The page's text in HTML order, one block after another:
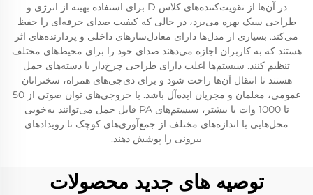
در آن‌ها از تقویت‌کننده‌های کلاس D برای استفاده بهینه از انرژی و
طراحی سبک بهره می‌برد، در حالی که کیفیت صدای حرفه‌ای را حفظ
می‌کند. بسیاری از مدل‌ها دارای معادل‌سازهای داخلی و پردازنده‌های اثر
هستند که به کاربران اجازه می‌دهند صدای خود را برای محیط‌های مختلف
تنظیم کنند. سیستم‌ها اغلب دارای طراحی چرخ‌دار یا دسته‌های حمل
هستند تا انتقال آن‌ها راحت شود و برای دی‌جی‌های همراه، سخنرانان
عمومی، معلمان و مجریان ایده‌آل باشد. با خروجی‌های توان صوتی از 50
تا 1000 وات یا بیشتر، سیستم‌های PA قابل حمل می‌توانند به‌خوبی
محل‌هایی با اندازه‌های مختلف از جمع‌آوری‌های کوچک تا رویدادهای
بیرونی را پوشش دهند.
توصیه های جدید محصولات